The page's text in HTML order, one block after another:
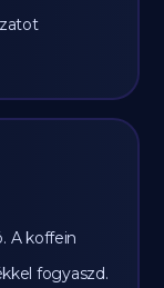
A koffein
fogyaszd.